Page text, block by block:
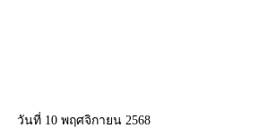
วันที่ 10 พฤศจิกายน 2568